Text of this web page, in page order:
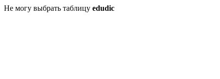
Не могу выбрать таблицу edudic